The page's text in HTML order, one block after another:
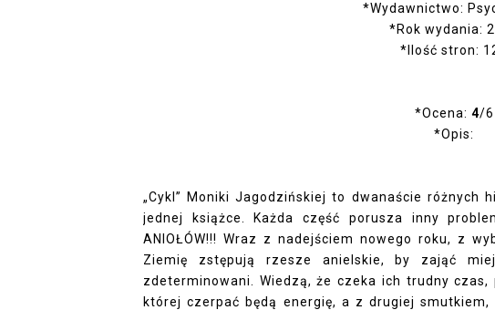
*Wydawnictwo:
*Rok wydania:
*Ilość stron:
*Ocena: 4/6
*Opis:
„Cykl” Moniki Jagodzińskiej to dwanaście różnych
jednej książce. Każda część porusza inny
ANIOŁÓW!!! Wraz z nadejściem nowego roku, z
Ziemię zstępują rzesze anielskie, by zająć
zdeterminowani. Wiedzą, że czeka ich trudny
której czerpać będą energię, a z drugiej